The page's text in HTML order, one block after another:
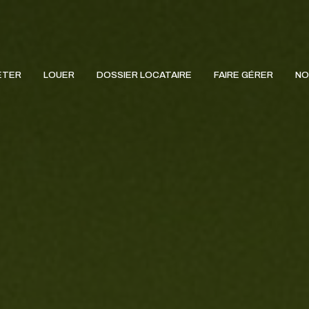
LOUER DOSSIER LOCATAIRE FAIRE GÉRER